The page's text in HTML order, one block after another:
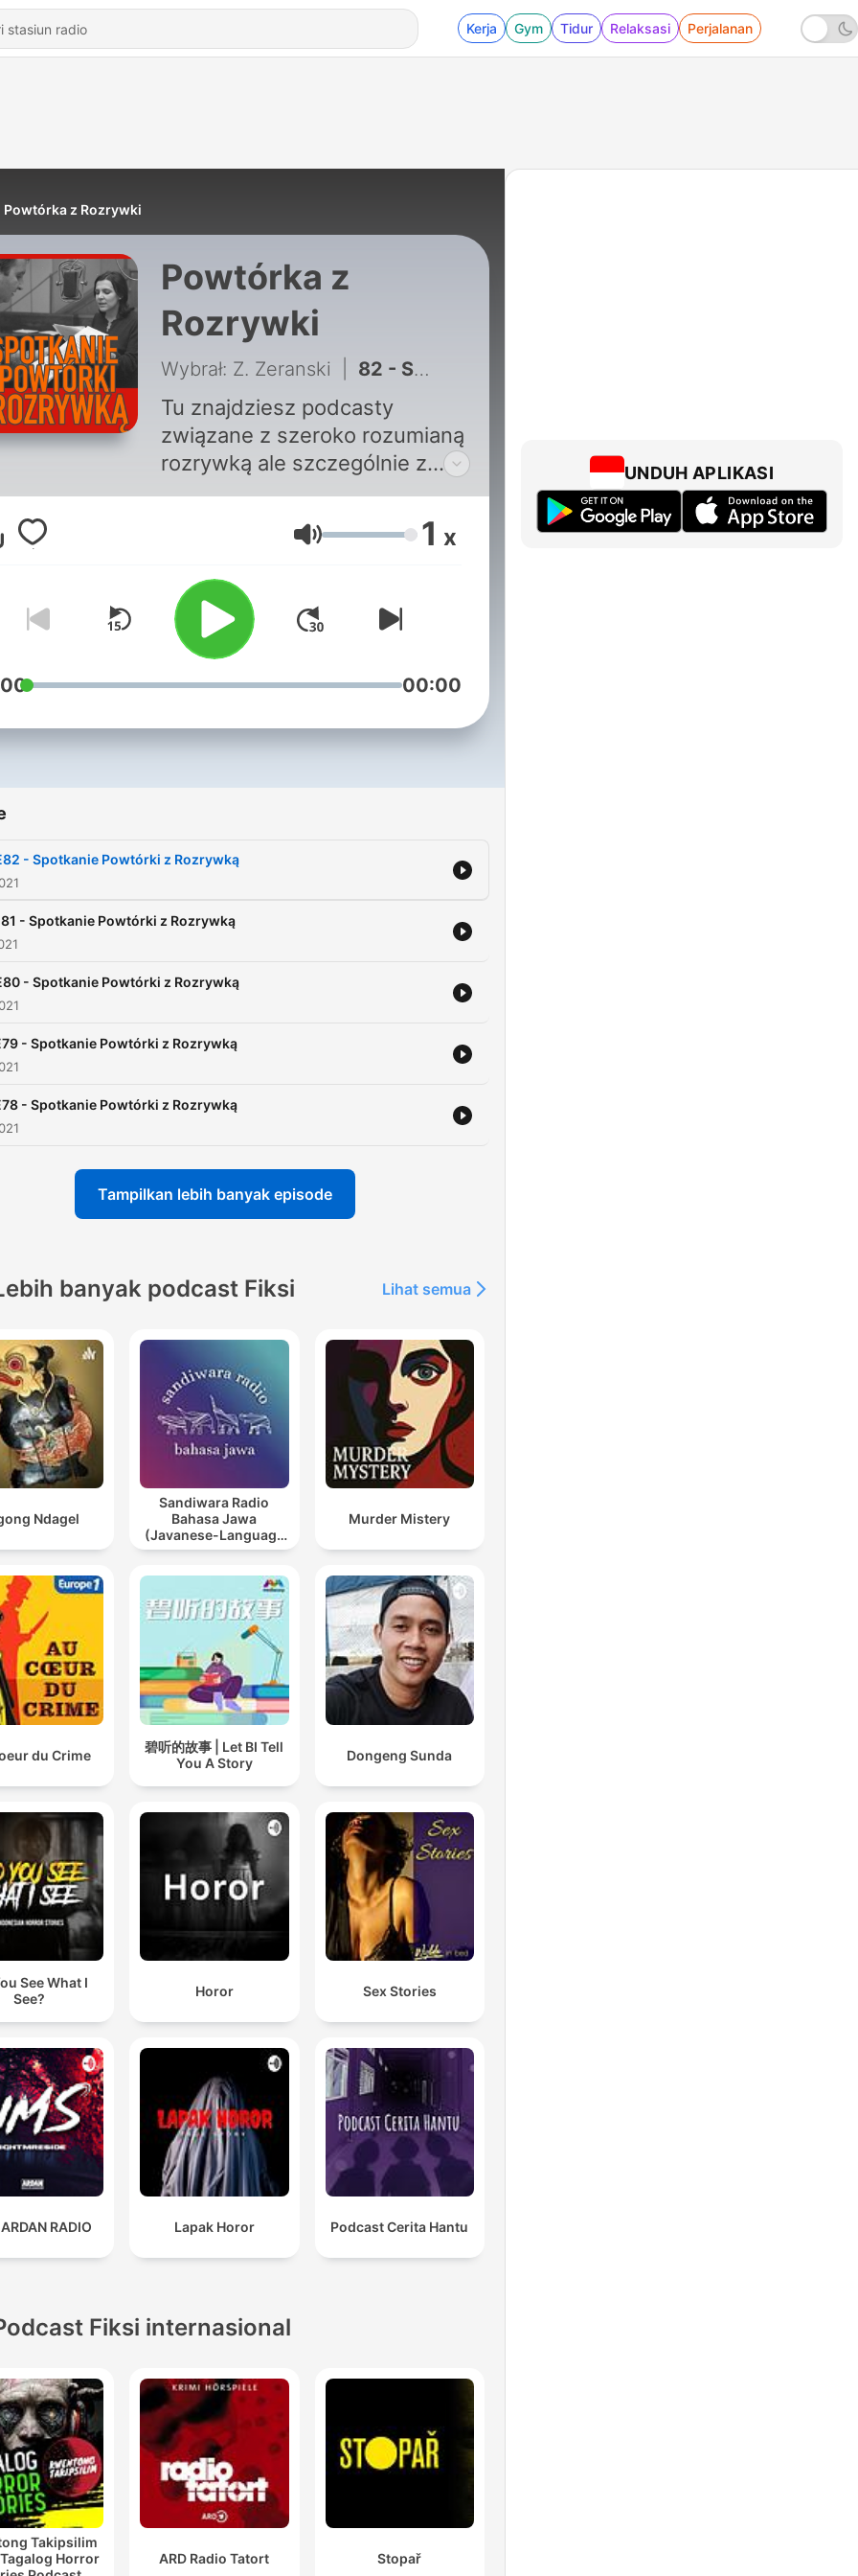
Kerja Gym Tidur Relaksasi Perjalanan
Powtórka z Rozrywki
Powtórka z
Rozrywki
Wybrał: Z. Zeranski 82 - S1E82 - Spotkanie Powtórki z Rozrywką
Tu znajdziesz podcasty
związane z szeroko rozumianą
rozrywką ale szczególnie z
radiowymi magazynami
satyrycznymi jak: ITR, Zgryz,
Parafonia, Tylko dla orłów,
Studio 202, Katedra
Mniemanologii Stosowanej,
Serwus jestem nerwus czy
kultowe 60-minut na godzinę.
Volume 1 x
00:00
- Spotkanie Powtórki z Rozrywką
- Spotkanie Powtórki z Rozrywką
- Spotkanie Powtórki z Rozrywką
- Spotkanie Powtórki z Rozrywką
- Spotkanie Powtórki z Rozrywką
Tampilkan lebih banyak episode
banyak podcast Fiksi Lihat semua
Ndagel
Sandiwara Radio
Bahasa Jawa
(Javanese-Language
Radio Drama)
Murder Mistery
du Crime
碧听的故事 | Let BI Tell
You A Story
Dongeng Sunda
See What I
See?
Horor Sex Stories
RADIO Lapak Horor Podcast Cerita Hantu
Fiksi internasional
Takipsilim
Horror
ARD Radio Tatort Stopař
UNDUH APLIKASI